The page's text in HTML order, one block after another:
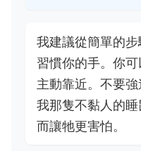
我建議從簡單的
習慣你的手。你
主動靠近。不要強
我那隻不黏人的
而讓牠更害怕。